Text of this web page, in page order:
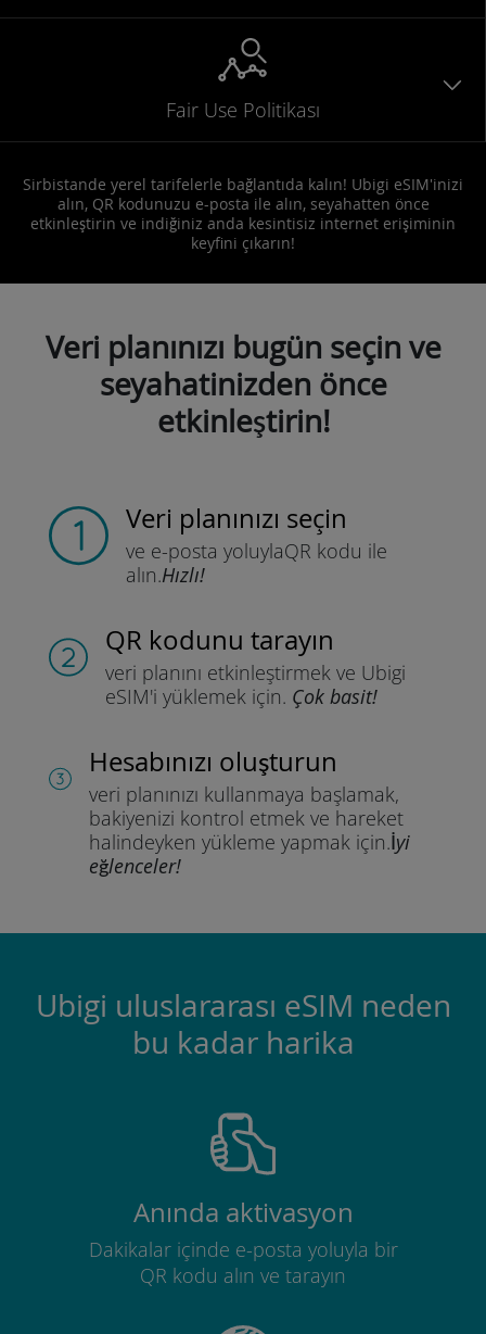
Fair Use Politikası
Sirbistande yerel tarifelerle bağlantıda kalın! Ubigi eSIM'inizi
alın, QR kodunuzu e-posta ile alın, seyahatten önce
etkinleştirin ve indiğiniz anda kesintisiz internet erişiminin
keyfini çıkarın!
Veri planınızı bugün seçin ve
seyahatinizden önce
etkinleştirin!
Veri planınızı seçin
ve e-posta yoluylaQR kodu ile
alın.Hızlı!
QR kodunu tarayın
veri planını etkinleştirmek ve Ubigi
eSIM'i yüklemek için. Çok basit!
Hesabınızı oluşturun
veri planınızı kullanmaya başlamak,
bakiyenizi kontrol etmek ve hareket
halindeyken yükleme yapmak için.İyi
eğlenceler!
Ubigi uluslararası eSIM neden
bu kadar harika
Anında aktivasyon
Dakikalar içinde e-posta yoluyla bir
QR kodu alın ve tarayın